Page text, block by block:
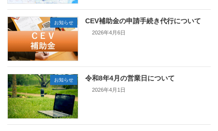
お知らせ CEV補助金の申請手続き代行について
2026年4月6日
お知らせ 令和8年4月の営業日について
2026年4月1日